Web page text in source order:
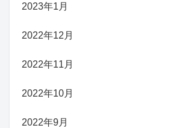
2023年1月
2022年12月
2022年11月
2022年10月
2022年9月